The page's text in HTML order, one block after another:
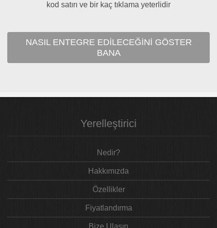
kod satırı ve bir kaç tıklama yeterlidir
NASIL ENTEGRE EDILECEĞINI GÖSTER
BANA
Yerelleştirici
Nedir?
Hakkımızda
Özellikler
Fiyatlandırma
Bize Ulaşın